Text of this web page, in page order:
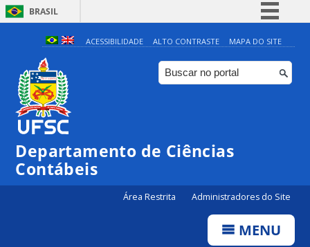
BRASIL
Simplifique!
Comunica BR
Participe
Canais
ACESSIBILIDADE ALTO CONTRASTE MAPA DO SITE
Departamento de Ciências
Contábeis
Área Restrita Administradores do Site
MENU